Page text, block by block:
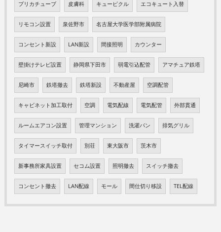
プリカチューブ 皮膚科 キューピクル エコキュート入替
リモコン設置 泉佐野市 名古屋大学医学部附属病院
コンセント新設 LAN新設 間接照明 カウンター
壁掛けテレビ設置 静岡県下田市 弱電引込配管 アマチュア鉄塔
尼崎市 鉄塔撤去 鉄塔新設 不動産屋 空調配管
キャビネット加工取付 空調 電気配線 電気配管 外部貫通
ルームエアコン設置 管理マンション 洗濯パン 排気グリル
タイマースイッチ取付 別荘 東大阪市 茨木市
新事務所家具設置 セコム設置 照明撤去 スイッチ撤去
コンセント撤去 LAN配線 モール 間仕切り移設 TEL配線